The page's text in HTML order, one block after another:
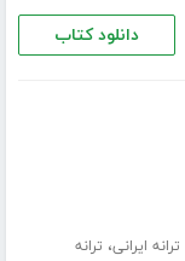
دانلود کتاب
ترانه ایرانی، ترانه